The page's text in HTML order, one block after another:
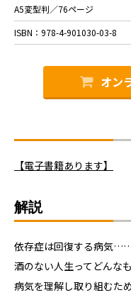
A5変型判／76ページ
ISBN：978-4-901030-03-8
オン
【電子書籍あります】
解説
依存症は回復する病気
酒のない人生ってどんな
病気を理解し取り組むた